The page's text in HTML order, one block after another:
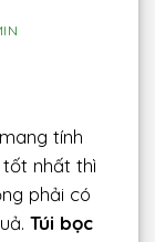
tính
nhất thì
phải có
Túi bọc